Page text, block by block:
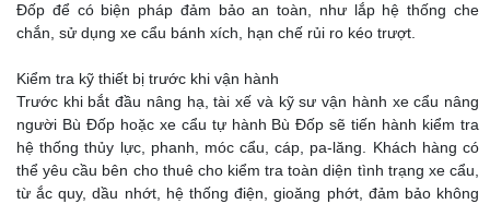
Đốp để có biện pháp đảm bảo an toàn, như lắp hệ thống che
chắn, sử dụng xe cẩu bánh xích, hạn chế rủi ro kéo trượt.
Kiểm tra kỹ thiết bị trước khi vận hành
Trước khi bắt đầu nâng hạ, tài xế và kỹ sư vận hành xe cẩu nâng
người Bù Đốp hoặc xe cẩu tự hành Bù Đốp sẽ tiến hành kiểm tra
hệ thống thủy lực, phanh, móc cẩu, cáp, pa-lăng. Khách hàng có
thể yêu cầu bên cho thuê cho kiểm tra toàn diện tình trạng xe cẩu,
từ ắc quy, dầu nhớt, hệ thống điện, gioăng phớt, đảm bảo không